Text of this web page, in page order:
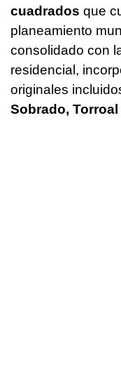
cuadrados que
planeamiento
consolidado con
residencial,
originales
Sobrado, Torroal